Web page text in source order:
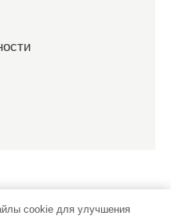
cookie для улучшения